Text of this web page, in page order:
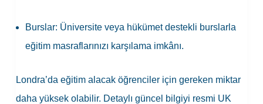
Burslar: Üniversite veya hükümet destekli burslarla
eğitim masraflarınızı karşılama imkânı.
Londra’da eğitim alacak öğrenciler için gereken miktar
daha yüksek olabilir. Detaylı güncel bilgiyi resmi UK